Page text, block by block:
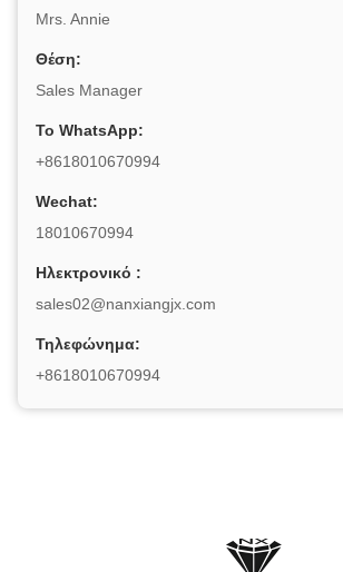
Mrs. Annie
Θέση:
Sales Manager
Το WhatsApp:
+8618010670994
Wechat:
18010670994
Ηλεκτρονικό :
sales02@nanxiangjx.com
Τηλεφώνημα:
+8618010670994